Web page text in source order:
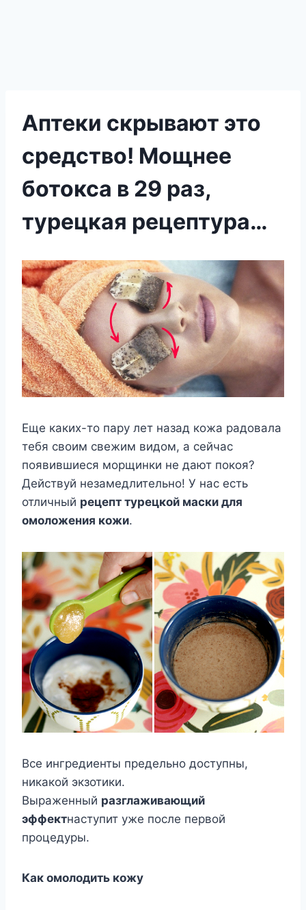
Аптеки скрывают это
средство! Мощнее
ботокса в 29 раз,
турецкая рецептура…
Еще каких-то пару лет назад кожа радовала
тебя своим свежим видом, а сейчас
появившиеся морщинки не дают покоя?
Действуй незамедлительно! У нас есть
отличный рецепт турецкой маски для
омоложения кожи.
Все ингредиенты предельно доступны,
никакой экзотики.
Выраженный разглаживающий
эффектнаступит уже после первой
процедуры.
Как омолодить кожу